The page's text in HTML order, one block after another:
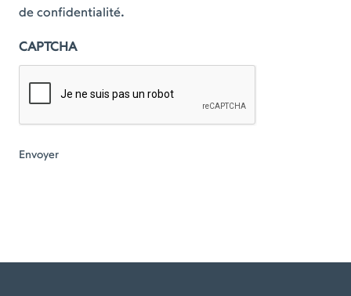
de confidentialité.
CAPTCHA